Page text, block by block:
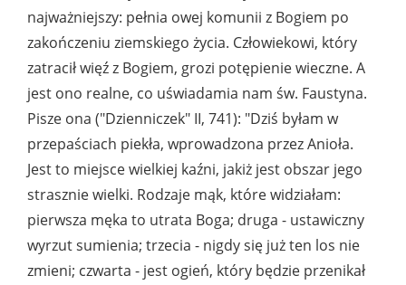
najważniejszy: pełnia owej komunii z Bogiem po
zakończeniu ziemskiego życia. Człowiekowi, który
zatracił więź z Bogiem, grozi potępienie wieczne. A
jest ono realne, co uświadamia nam św. Faustyna.
Pisze ona ("Dzienniczek" II, 741): "Dziś byłam w
przepaściach piekła, wprowadzona przez Anioła.
Jest to miejsce wielkiej kaźni, jakiż jest obszar jego
strasznie wielki. Rodzaje mąk, które widziałam:
pierwsza męka to utrata Boga; druga - ustawiczny
wyrzut sumienia; trzecia - nigdy się już ten los nie
zmieni; czwarta - jest ogień, który będzie przenikał